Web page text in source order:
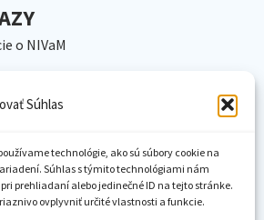
Súhlas
technológie, ako sú súbory cookie na
Súhlas s týmito technológiami nám
prehliadaní alebo jedinečné ID na tejto stránke.
ovplyvniť určité vlastnosti a funkcie.
o NIVaM